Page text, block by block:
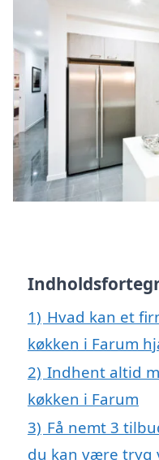
1) Hvad kan et
køkken i Farum
2) Indhent altid
køkken i Farum
3) Få nemt 3
du kan være tryg